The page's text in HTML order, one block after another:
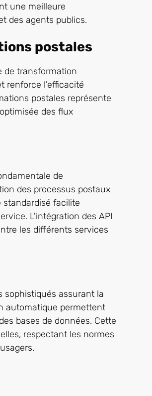
une meilleure
des agents publics.
postales
de transformation
renforce l'efficacité
postales représente
des flux
de
des processus postaux
standardisé facilite
L'intégration des API
les différents services
sophistiqués assurant la
automatique permettent
bases de données. Cette
respectant les normes